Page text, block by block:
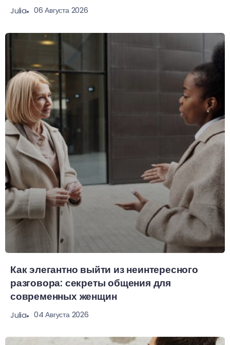
Julia 06 Августа 2026
Как элегантно выйти из неинтересного
разговора: секреты общения для
современных женщин
Julia 04 Августа 2026